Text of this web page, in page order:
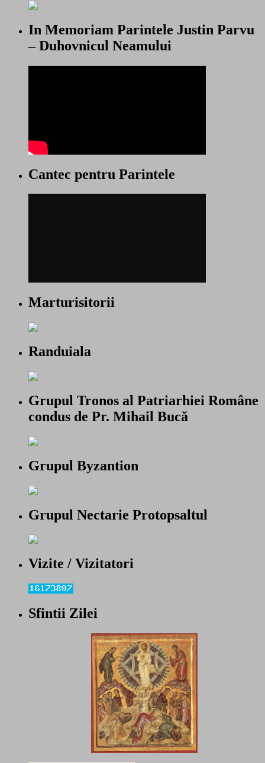
In Memoriam Parintele Justin Parvu
– Duhovnicul Neamului
Cantec pentru Parintele
Marturisitorii
Randuiala
Grupul Tronos al Patriarhiei Române
condus de Pr. Mihail Bucă
Grupul Byzantion
Grupul Nectarie Protopsaltul
Vizite / Vizitatori
Sfintii Zilei